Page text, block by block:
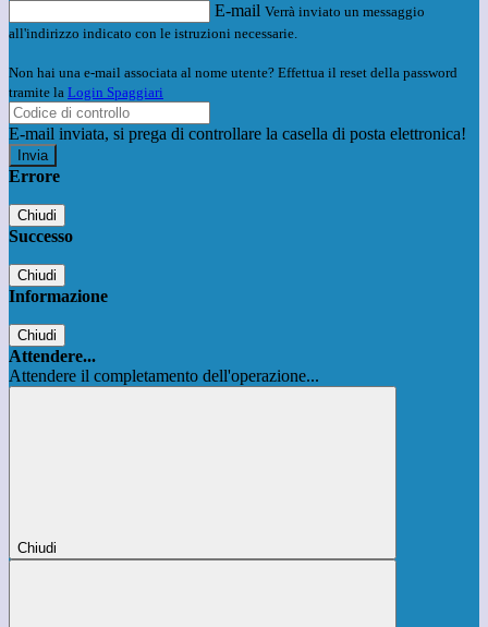
E-mail Verrà inviato un messaggio
all'indirizzo indicato con le istruzioni necessarie.
Non hai una e-mail associata al nome utente? Effettua il reset della password
tramite la Login Spaggiari
E-mail inviata, si prega di controllare la casella di posta elettronica!
Errore
Chiudi
Successo
Chiudi
Informazione
Chiudi
Attendere...
Attendere il completamento dell'operazione...
Chiudi